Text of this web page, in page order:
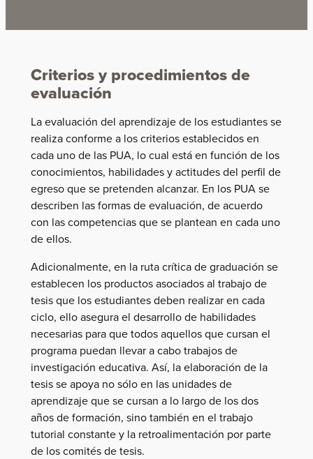
Criterios y procedimientos de
evaluación
La evaluación del aprendizaje de los estudiantes se
realiza conforme a los criterios establecidos en
cada uno de las PUA, lo cual está en función de los
conocimientos, habilidades y actitudes del perfil de
egreso que se pretenden alcanzar. En los PUA se
describen las formas de evaluación, de acuerdo
con las competencias que se plantean en cada uno
de ellos.
Adicionalmente, en la ruta crítica de graduación se
establecen los productos asociados al trabajo de
tesis que los estudiantes deben realizar en cada
ciclo, ello asegura el desarrollo de habilidades
necesarias para que todos aquellos que cursan el
programa puedan llevar a cabo trabajos de
investigación educativa. Así, la elaboración de la
tesis se apoya no sólo en las unidades de
aprendizaje que se cursan a lo largo de los dos
años de formación, sino también en el trabajo
tutorial constante y la retroalimentación por parte
de los comités de tesis.